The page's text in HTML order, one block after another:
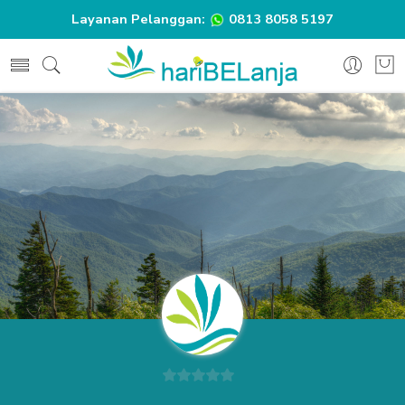
Layanan Pelanggan: 0813 8058 5197